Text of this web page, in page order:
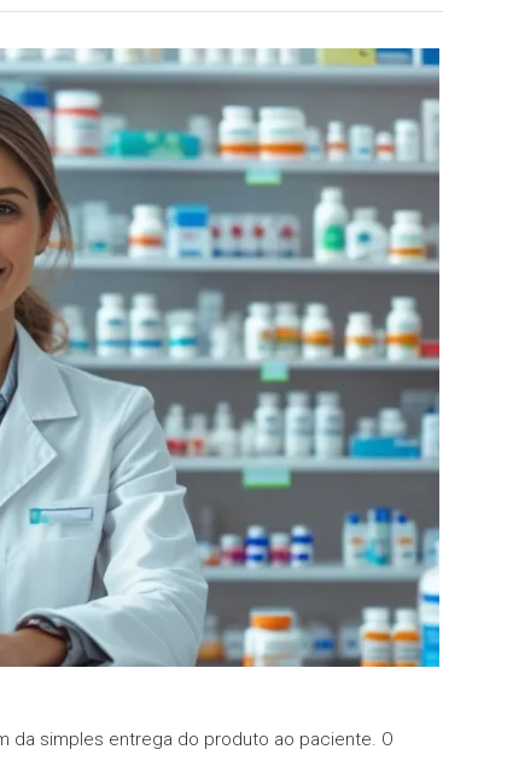
da simples entrega do produto ao paciente. O